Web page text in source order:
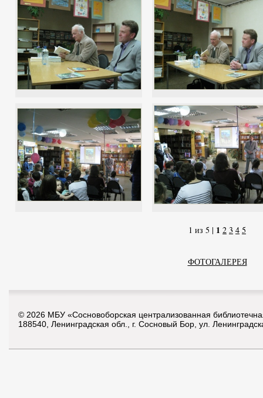
1 из 5 | 1 2 3 4 5
ФОТОГАЛЕРЕЯ
© 2026 МБУ «Сосновоборская централизованная
188540, Ленинградская обл., г. Сосновый Бор, ул.